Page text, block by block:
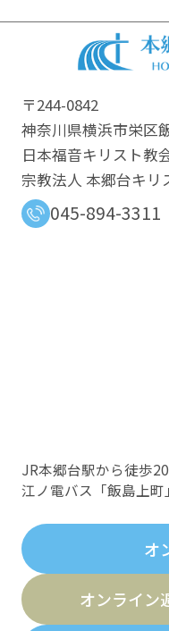
〒244-0842
神奈川県横浜市栄区
日本福音キリスト教
宗教法人 本郷台キリ
045-894-3311
JR本郷台駅から徒歩
江ノ電バス「飯島上町
オ
オンライン